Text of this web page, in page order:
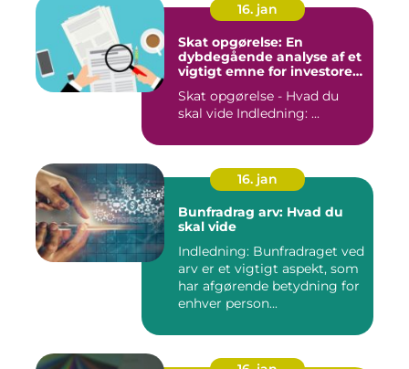
16. jan
Skat opgørelse: En
dybdegående analyse af et
vigtigt emne for investorer
Skat opgørelse - Hvad du
skal vide Indledning: ...
16. jan
Bunfradrag arv: Hvad du
skal vide
Indledning: Bunfradraget ved
arv er et vigtigt aspekt, som
har afgørende betydning for
enhver person...